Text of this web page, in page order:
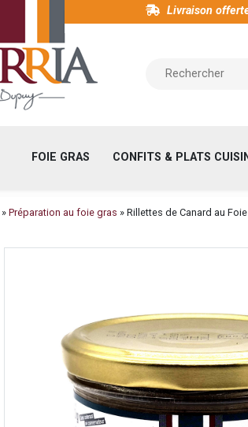
Livraison
Viticulteur
Basque
FOIE GRAS CONFITS & PLATS
Préparation au foie gras Rillettes de Canard au